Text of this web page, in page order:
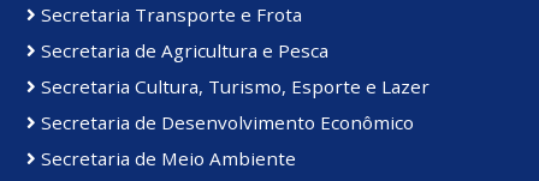
Secretaria Transporte e Frota
Secretaria de Agricultura e Pesca
Secretaria Cultura, Turismo, Esporte e Lazer
Secretaria de Desenvolvimento Econômico
Secretaria de Meio Ambiente